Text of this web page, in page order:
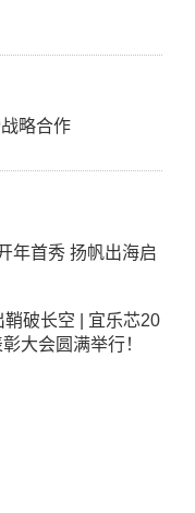
略合作
年首秀 扬帆出海启
破长空 | 宜乐芯20
大会圆满举行！